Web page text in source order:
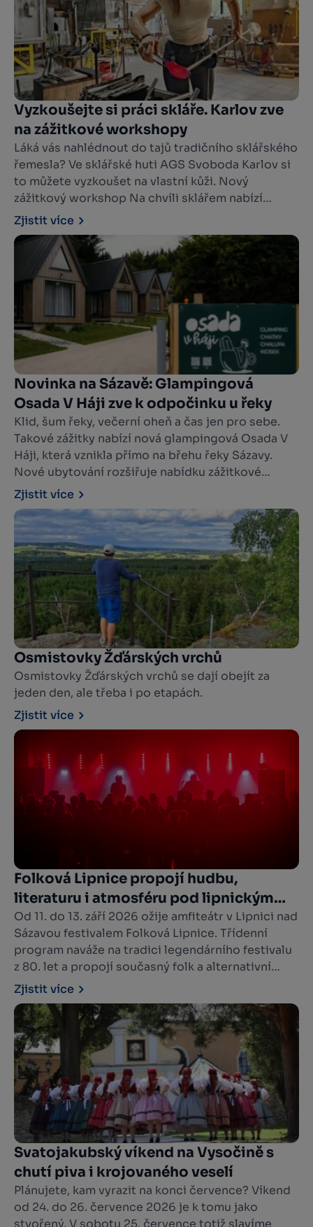
Vyzkoušejte si práci skláře. Karlov zve
na zážitkové workshopy
Láká vás nahlédnout do tajů tradičního sklářského
řemesla? Ve sklářské huti AGS Svoboda Karlov si
to můžete vyzkoušet na vlastní kůži. Nový
zážitkový workshop Na chvíli sklářem nabízí
jedinečnou možnost postavit se ke sklářské peci,
vzít do ruky sklářskou píšťalu a pod vedením
zkušeného mistra vytvořit vlastní skleněný
výrobek.
Zjistit více
Novinka na Sázavě: Glampingová
Osada V Háji zve k odpočinku u řeky
Klid, šum řeky, večerní oheň a čas jen pro sebe.
Takové zážitky nabízí nová glampingová Osada V
Háji, která vznikla přímo na břehu řeky Sázavy.
Nové ubytování rozšiřuje nabídku zážitkové
turistiky v destinaci Vysočina West a osloví
všechny, kdo hledají spojení komfortu s pobytem
v přírodě.
Zjistit více
Osmistovky Žďárských vrchů
Osmistovky Žďárských vrchů se dají obejít za
jeden den, ale třeba i po etapách.
Zjistit více
Folková Lipnice propojí hudbu,
literaturu i atmosféru pod lipnickým
hradem
Od 11. do 13. září 2026 ožije amfiteátr v Lipnici nad
Sázavou festivalem Folková Lipnice. Třídenní
program naváže na tradici legendárního festivalu
z 80. let a propojí současný folk a alternativní
hudbu s literaturou, divadlem, krajinou i
komunitním setkáváním.
Zjistit více
Svatojakubský víkend na Vysočině s
chutí piva i krojovaného veselí
Plánujete, kam vyrazit na konci července? Víkend
od 24. do 26. července 2026 je k tomu jako
stvořený. V sobotu 25. července totiž slavíme